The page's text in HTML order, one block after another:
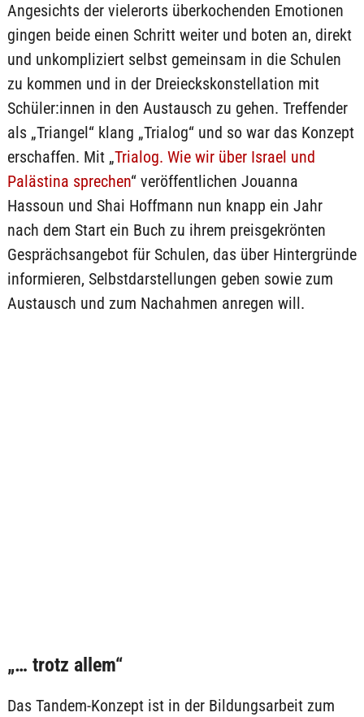
Angesichts der vielerorts überkochenden Emotionen
gingen beide einen Schritt weiter und boten an, direkt
und unkompliziert selbst gemeinsam in die Schulen
zu kommen und in der Dreieckskonstellation mit
Schüler:innen in den Austausch zu gehen. Treffender
als „Triangel“ klang „Trialog“ und so war das Konzept
erschaffen. Mit „Trialog. Wie wir über Israel und
Palästina sprechen“ veröffentlichen Jouanna
Hassoun und Shai Hoffmann nun knapp ein Jahr
nach dem Start ein Buch zu ihrem preisgekrönten
Gesprächsangebot für Schulen, das über Hintergründe
informieren, Selbstdarstellungen geben sowie zum
Austausch und zum Nachahmen anregen will.
„… trotz allem“
Das Tandem-Konzept ist in der Bildungsarbeit zum